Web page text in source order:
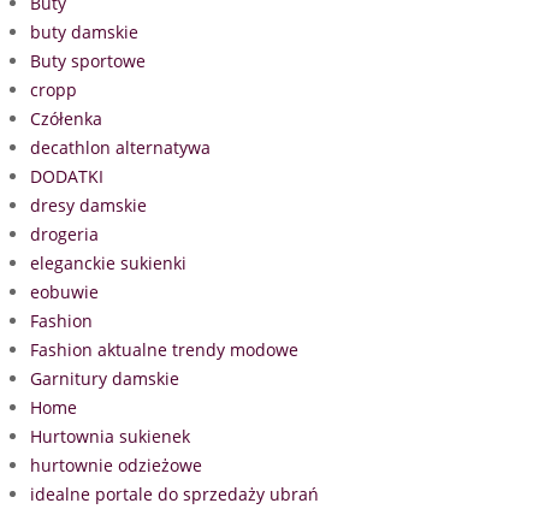
buty damskie
Buty sportowe
cropp
Czółenka
decathlon alternatywa
DODATKI
dresy damskie
drogeria
eleganckie sukienki
eobuwie
Fashion
Fashion aktualne trendy modowe
Garnitury damskie
Home
Hurtownia sukienek
hurtownie odzieżowe
idealne portale do sprzedaży ubrań